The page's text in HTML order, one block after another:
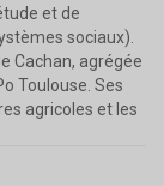
et de
sociaux).
Cachan, agrégée
Toulouse. Ses
agricoles et les